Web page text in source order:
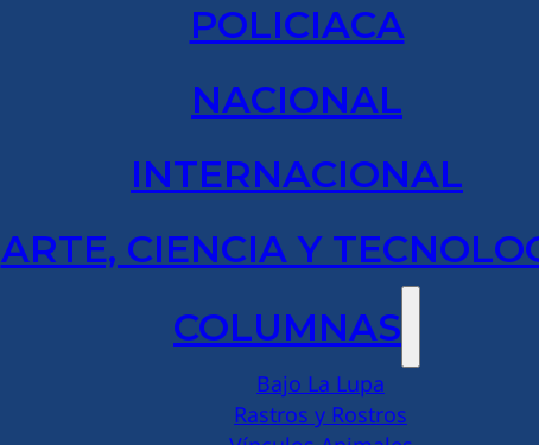
POLICIACA
NACIONAL
INTERNACIONAL
ARTE, CIENCIA Y
COLUMNAS
Bajo La Lupa
Rastros y Rostros